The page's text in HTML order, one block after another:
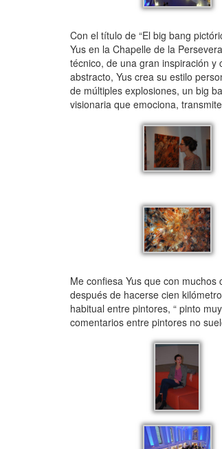
Con el título de “El big bang
Yus en la Chapelle de la
técnico, de una gran inspiración
abstracto, Yus crea su estilo
de múltiples explosiones, un big
visionaria que emociona,
Me confiesa Yus que con
después de hacerse cien
habitual entre pintores, “ pinto
comentarios entre pintores no